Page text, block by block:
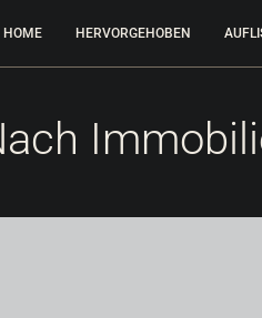
HOME HERVORGEHOBEN